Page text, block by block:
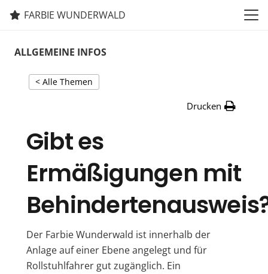
FARBIE WUNDERWALD
ALLGEMEINE INFOS
< Alle Themen
Drucken
Gibt es
Ermäßigungen mit
Der Farbie Wunderwald ist innerhalb der
Anlage auf einer Ebene angelegt und für
Rollstuhlfahrer gut zugänglich. Ein